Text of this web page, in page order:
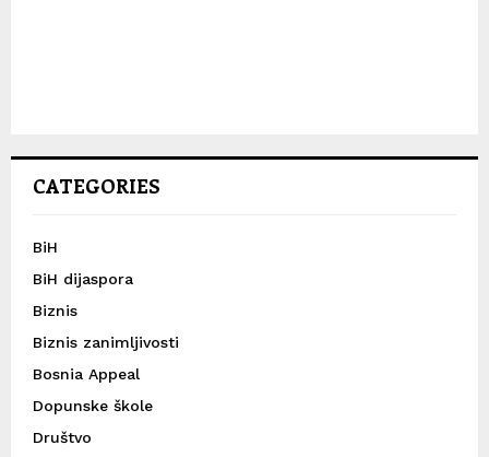
CATEGORIES
BiH
BiH dijaspora
Biznis
Biznis zanimljivosti
Bosnia Appeal
Dopunske škole
Društvo